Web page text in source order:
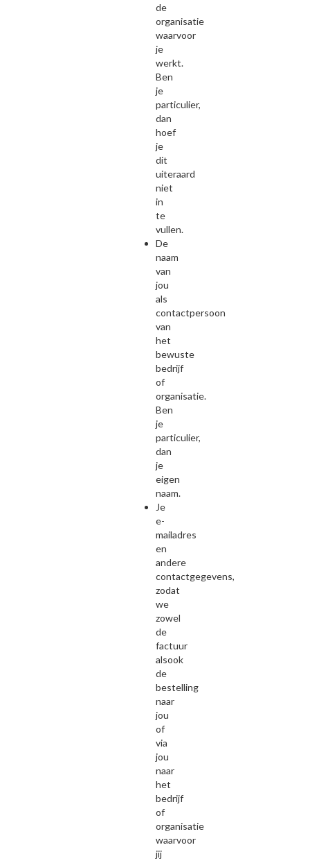
de
organisatie
waarvoor
je
werkt.
Ben
je
particulier,
dan
hoef
je
dit
uiteraard
niet
in
te
vullen.
De
naam
van
jou
als
contactpersoon
van
het
bewuste
bedrijf
of
organisatie.
Ben
je
particulier,
dan
je
eigen
naam.
Je
e-
mailadres
en
andere
contactgegevens,
zodat
we
zowel
de
factuur
alsook
de
bestelling
naar
jou
of
via
jou
naar
het
bedrijf
of
organisatie
waarvoor
jij